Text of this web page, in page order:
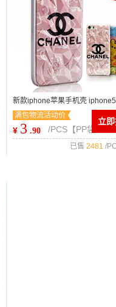
新款iphone苹果手机壳
苹果5S保护壳 菱形手机壳
满包物流活动价
¥ 3 .90 /PCS【PP袋
立
已售 2481 /